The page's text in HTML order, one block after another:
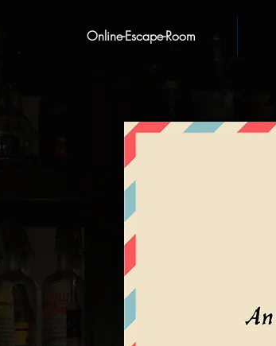
Online-Escape-Room